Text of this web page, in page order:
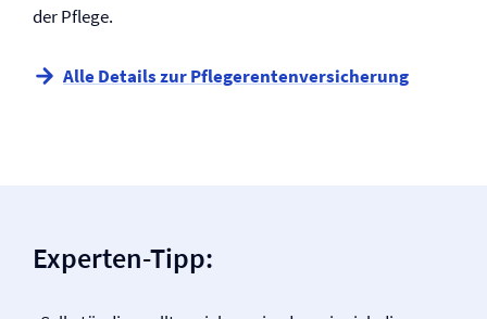
der Pflege.
Alle Details zur Pflegerenten­versicherung
Experten-Tipp: